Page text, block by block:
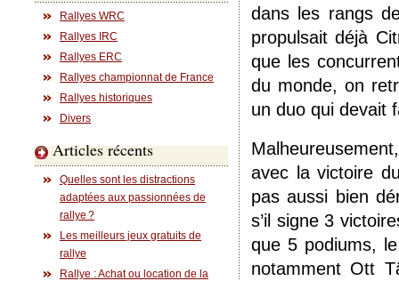
Rallyes WRC
Rallyes IRC
Rallyes ERC
Rallyes championnat de France
Rallyes historiques
Divers
Articles récents
Quelles sont les distractions
adaptées aux passionnées de
rallye ?
Les meilleurs jeux gratuits de
rallye
Rallye : Achat ou location de la
dans les rangs
propulsait déjà
que les
du monde, on
un duo qui devait
avec la victoire
pas aussi bien
s’il signe 3
que 5 podiums,
notamment Ott